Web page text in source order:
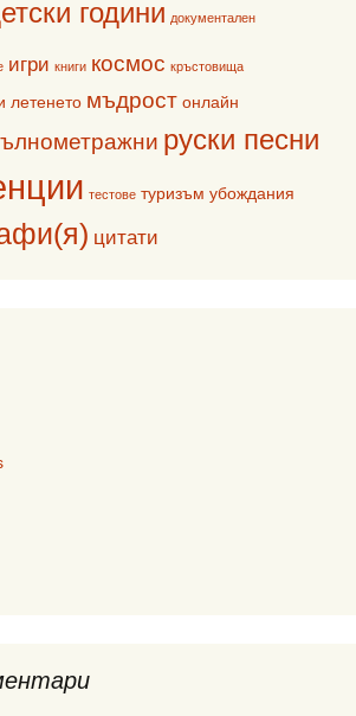
години документален
игри книги космос кръстовища
летенето мъдрост онлайн
руски песни
тестове туризъм убождания
цитати